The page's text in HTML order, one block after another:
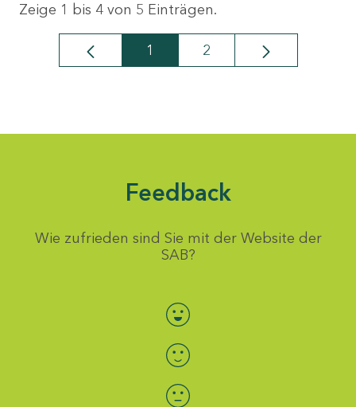
Zeige 1 bis 4 von 5 Einträgen.
Seite
1 Seite
2
Feedback
Wie zufrieden sind Sie mit der Website der
SAB?
Bewertung auswählen